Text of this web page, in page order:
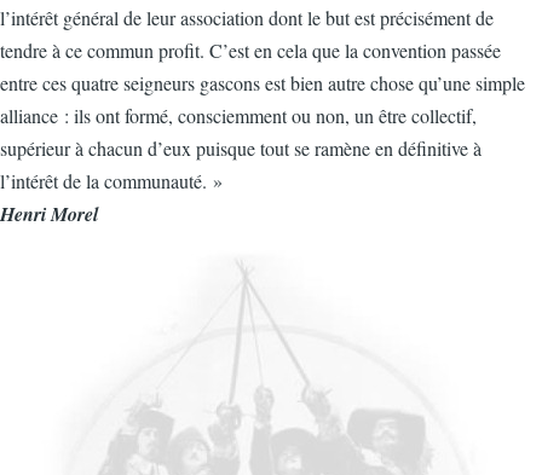
l’intérêt général de leur association dont le but est précisément de
tendre à ce commun profit. C’est en cela que la convention passée
entre ces quatre seigneurs gascons est bien autre chose qu’une simple
alliance : ils ont formé, consciemment ou non, un être collectif,
supérieur à chacun d’eux puisque tout se ramène en définitive à
l’intérêt de la communauté. »
Henri Morel